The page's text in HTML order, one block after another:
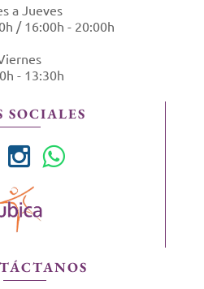
a Jueves
/ 16:00h - 20:00h
- 13:30h
SOCIALES